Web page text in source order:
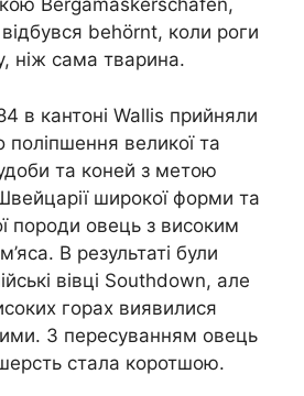
Bergamaskerschafen,
behörnt, коли роги
ніж сама тварина.
в кантоні Wallis прийняли
великої та
та коней з метою
широкої форми та
породи овець з високим
В результаті були
вівці Southdown, але
горах виявилися
З пересуванням овець
стала коротшою.